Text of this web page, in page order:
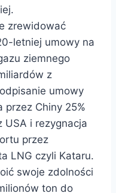
zrewidować
letniej umowy na
ziemnego
z
umowy
przez Chiny 25%
i rezygnacja
przez
LNG czyli Kataru.
swoje zdolności
ton do